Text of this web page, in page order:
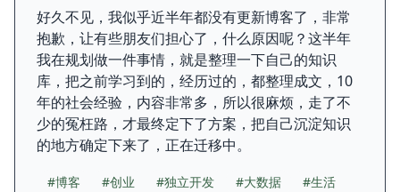
好久不见，我似乎近半年都没有更新博客了，非常
抱歉，让有些朋友们担心了，什么原因呢？这半年
我在规划做一件事情，就是整理一下自己的知识
库，把之前学习到的，经历过的，都整理成文，10
年的社会经验，内容非常多，所以很麻烦，走了不
少的冤枉路，才最终定下了方案，把自己沉淀知识
的地方确定下来了，正在迁移中。
#博客 #创业 #独立开发 #大数据
#生活